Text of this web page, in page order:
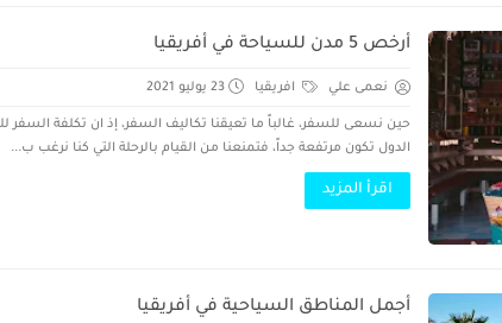
أرخص 5 مدن للسياحة في أفريقيا
نعمى علي افريقيا 23 يوليو 2021
حين نسعى للسفر، غالباً ما تعيقنا تكاليف السفر، إذ ان تكلفة السفر
الدول تكون مرتفعة جداً، فتمنعنا من القيام بالرحلة التي كنا نرغب ب...
اقرأ المزيد
أجمل المناطق السياحية في أفريقيا